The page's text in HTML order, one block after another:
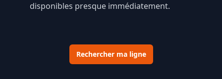
disponibles presque immédiatement.
Rechercher ma ligne